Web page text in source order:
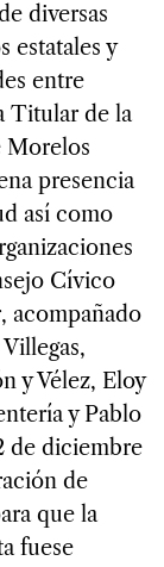
diversas
estatales y
entre
Titular de la
Morelos
presencia
así como
Cívico
acompañado
y Vélez, Eloy
y Pablo
de diciembre
de
que la
fuese